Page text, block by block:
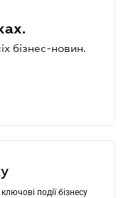
бізнес-новин.
події бізнесу